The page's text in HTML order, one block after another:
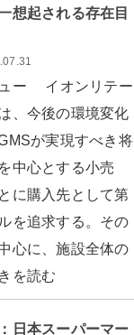
起される存在目
ー イオンリテー
、今後の環境変化
が実現すべき将
中心とする小売
に購入先として第
を追求する。その
心に、施設全体の
を読む
日本スーパーマー